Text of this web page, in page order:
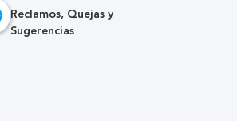
Reclamos, Quejas y
Sugerencias